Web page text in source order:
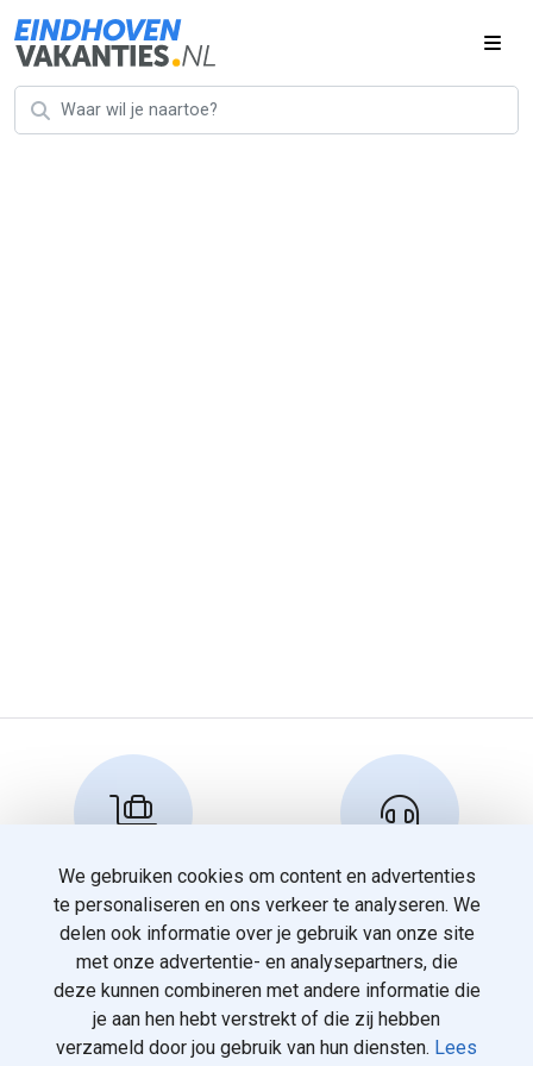
Reserveren en info
info@travelnoord.nl
Klantenservice
088 - 058 05 00
We gebruiken cookies om content en advertenties
te personaliseren en ons verkeer te analyseren. We
delen ook informatie over je gebruik van onze site
met onze advertentie- en analysepartners, die
deze kunnen combineren met andere informatie die
je aan hen hebt verstrekt of die zij hebben
verzameld door jou gebruik van hun diensten. Lees